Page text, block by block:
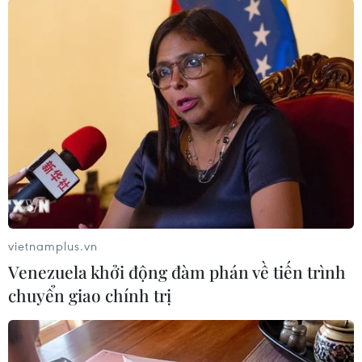
Theo Tiến sỹ Oren Kobiler, nhà nghiên cứu
miễn dịch học tại Đại học Tel Aviv, mối liên hệ
giữa việc tiêm phòng bệnh và mức độ nghiêm
trọng khi mắc bệnh tại Israel được cho là khá
tương đồng với tình hình tại Mỹ, quốc gia đã
chứng kiến Omicron tổng lực hoành hành trong
vài tuần trước.
[Israel dự báo sẽ có 2 đến 3 triệu người
nhiễm biến thể Omicron]
Tại New York, gần 90% các ca nhập viện vì
COVID-19 là người chưa tiêm phòng. Dù số
người đã tiêm phòng nhưng vẫn mắc bệnh ghi
nhận trong làn sóng dịch bệnh do Omicron gây
ra cao hơn so với các làn sóng trước nhưng tình
vietnamplus.vn
Venezuela khởi động đàm phán về tiến trình
chuyển giao chính trị